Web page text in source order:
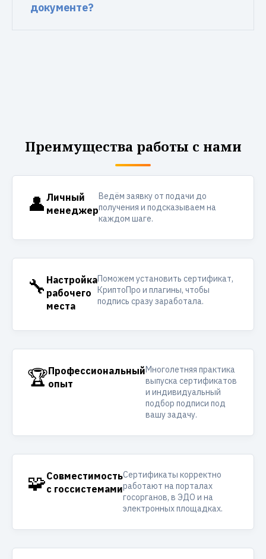
документе?
Преимущества работы с нами
👤 Личный
менеджер
Ведём заявку от подачи до
получения и подсказываем на
каждом шаге.
🔧 Настройка
рабочего
места
Поможем установить сертификат,
КриптоПро и плагины, чтобы
подпись сразу заработала.
🏆Профессиональный
опыт
Многолетняя практика
выпуска сертификатов
и индивидуальный
подбор подписи под
вашу задачу.
🧩Совместимость
с госсистемами
Сертификаты корректно
работают на порталах
госорганов, в ЭДО и на
электронных площадках.